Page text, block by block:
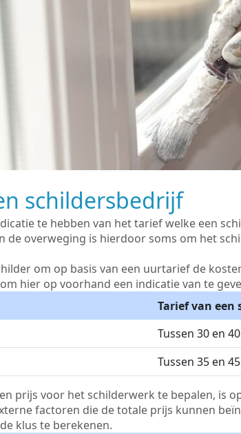
schildersbedrijf
te hebben van het tarief welke een
de overweging is hierdoor soms om het
om op basis van een uurtarief de
hier op voorhand een indicatie van te
Tarief van een
Tussen 30 en
Tussen 35 en
prijs voor het schilderwerk te bepalen, is
factoren die de totale prijs kunnen
klus te berekenen.